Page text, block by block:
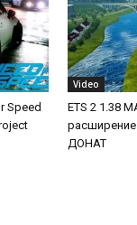
Speed
Video
ETS 2 1.38
ДОНАТ